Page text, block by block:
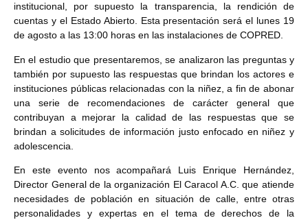
institucional, por supuesto la transparencia, la rendición de
cuentas y el Estado Abierto. Esta presentación será el lunes 19
de agosto a las 13:00 horas en las instalaciones de COPRED.
En el estudio que presentaremos, se analizaron las preguntas y
también por supuesto las respuestas que brindan los actores e
instituciones públicas relacionadas con la niñez, a fin de abonar
una serie de recomendaciones de carácter general que
contribuyan a mejorar la calidad de las respuestas que se
brindan a solicitudes de información justo enfocado en niñez y
adolescencia.
En este evento nos acompañará Luis Enrique Hernández,
Director General de la organización El Caracol A.C. que atiende
necesidades de población en situación de calle, entre otras
personalidades y expertas en el tema de derechos de la